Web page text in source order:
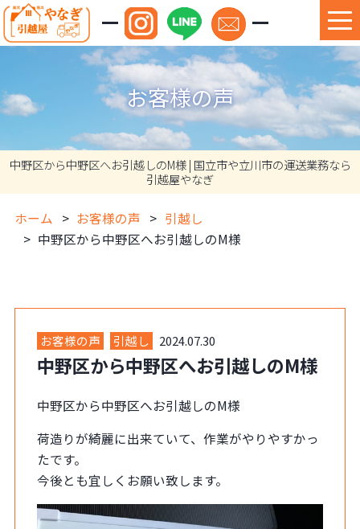
お客様の声
中野区から中野区へお引越しのM様 | 国立市や立川市の運送業務なら
引越屋やなぎ
ホーム お客様の声
引越し
中野区から中野区へお引越しのM様
お客様の声 引越し 2024.07.30
中野区から中野区へお引越しのM様
中野区から中野区へお引越しのM様
荷造りが綺麗に出来ていて、作業がやりやすかっ
たです。
今後とも宜しくお願い致します。